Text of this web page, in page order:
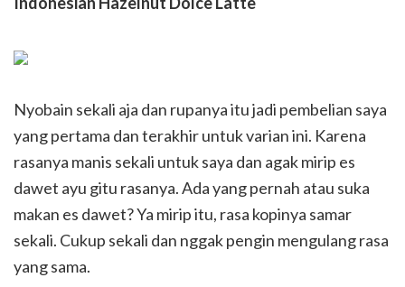
Nyobain sekali aja dan rupanya itu jadi pembelian saya
yang pertama dan terakhir untuk varian ini. Karena
rasanya manis sekali untuk saya dan agak mirip es
dawet ayu gitu rasanya. Ada yang pernah atau suka
makan es dawet? Ya mirip itu, rasa kopinya samar
sekali. Cukup sekali dan nggak pengin mengulang rasa
yang sama.